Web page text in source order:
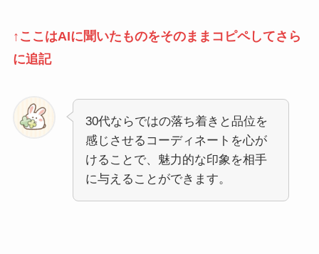
↑ここはAIに聞いたものをそのままコピペしてさら
に追記
30代ならではの落ち着きと品位を
感じさせるコーディネートを心が
けることで、魅力的な印象を相手
に与えることができます。